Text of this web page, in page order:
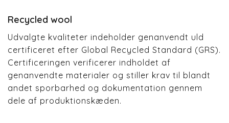
Recycled wool
Udvalgte kvaliteter indeholder genanvendt uld
certificeret efter Global Recycled Standard (GRS).
Certificeringen verificerer indholdet af
genanvendte materialer og stiller krav til blandt
andet sporbarhed og dokumentation gennem
dele af produktionskæden.